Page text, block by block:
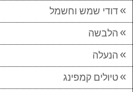
דודי שמש וחשמל
הלבשה
הנעלה
טיולים קמפינג